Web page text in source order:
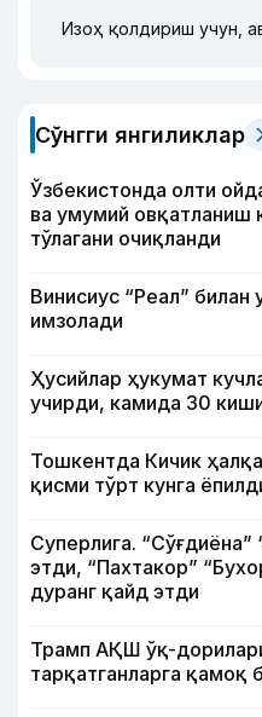
Изоҳ қолдириш учун,
Сўнгги янгиликлар
Ўзбекистонда олти
ва умумий овқатланиш
тўлагани очиқланди
Винисиус “Реал”
имзолади
Ҳусийлар ҳукумат
учирди, камида 30
Тошкентда Кичик
қисми тўрт кунга
Суперлига.
этди, “Пахтакор”
дуранг қайд этди
Трамп АҚШ ўқ-
тарқатганларга қамоқ